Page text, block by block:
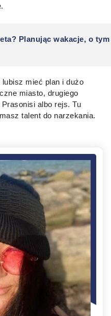
Planując wakacje, o tym
mieć plan i dużo
miasto, drugiego
albo rejs. Tu
talent do narzekania.